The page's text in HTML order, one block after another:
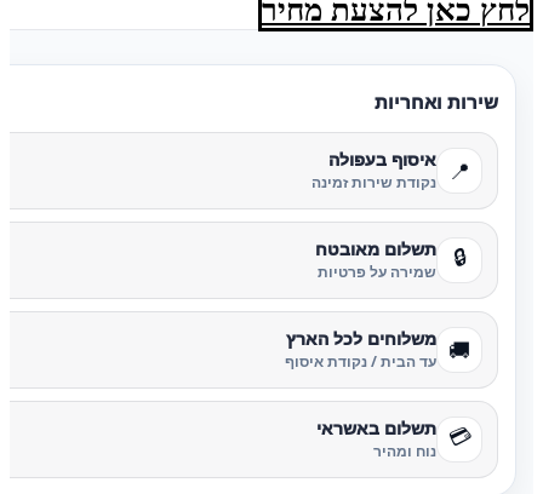
לחץ כאן להצעת מחיר
שירות ואחריות
📍 איסוף בעפולה
נקודת שירות זמינה
🔒 תשלום מאובטח
שמירה על פרטיות
🚚 משלוחים לכל הארץ
עד הבית / נקודת איסוף
💳 תשלום באשראי
נוח ומהיר